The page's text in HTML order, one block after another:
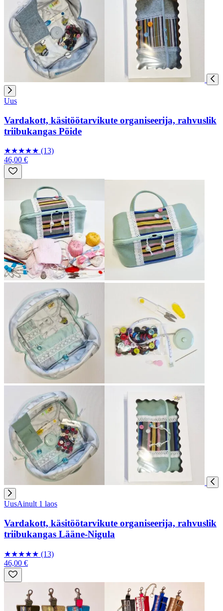
Uus
Vardakott, käsitöötarvikute organiseerija, rahvuslik
triibukangas Pöide
★★★★★ (13)
46,00 €
UusAinult 1 laos
Vardakott, käsitöötarvikute organiseerija, rahvuslik
triibukangas Lääne-Nigula
★★★★★ (13)
46,00 €